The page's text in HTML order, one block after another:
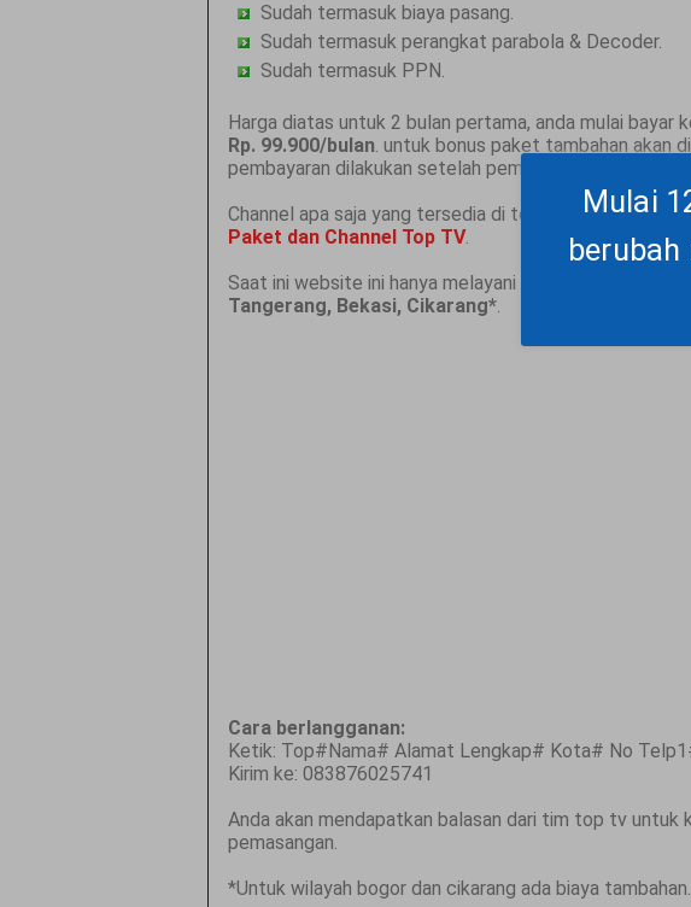
Mulai
berubah
Sudah termasuk biaya pasang.
Sudah termasuk perangkat parabola & Decoder.
Sudah termasuk PPN.
Harga diatas untuk 2 bulan pertama, anda mulai bayar
Rp. 99.900/bulan. untuk bonus paket tambahan akan
pembayaran dilakukan setelah pemasangan selesai.
Channel apa saja yang tersedia di top tv? untuk
Paket dan Channel Top TV.
Saat ini website ini hanya melayani pemasangan wilayah:
Tangerang, Bekasi, Cikarang*.
Cara berlangganan:
Ketik: Top#Nama# Alamat Lengkap# Kota# No
Kirim ke: 083876025741
Anda akan mendapatkan balasan dari tim top tv untuk
pemasangan.
*Untuk wilayah bogor dan cikarang ada biaya tambahan.